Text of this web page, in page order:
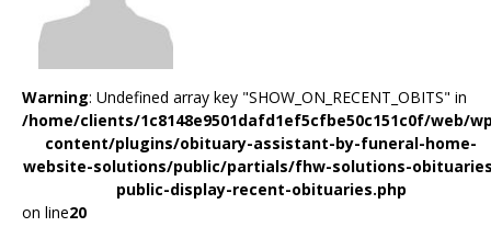
Warning: Undefined array key "SHOW_ON_RECENT_OBITS" in
/home/clients/1c8148e9501dafd1ef5cfbe50c151c0f/web/
content/plugins/obituary-assistant-by-funeral-home-
website-solutions/public/partials/fhw-solutions-
public-display-recent-obituaries.php
on line20